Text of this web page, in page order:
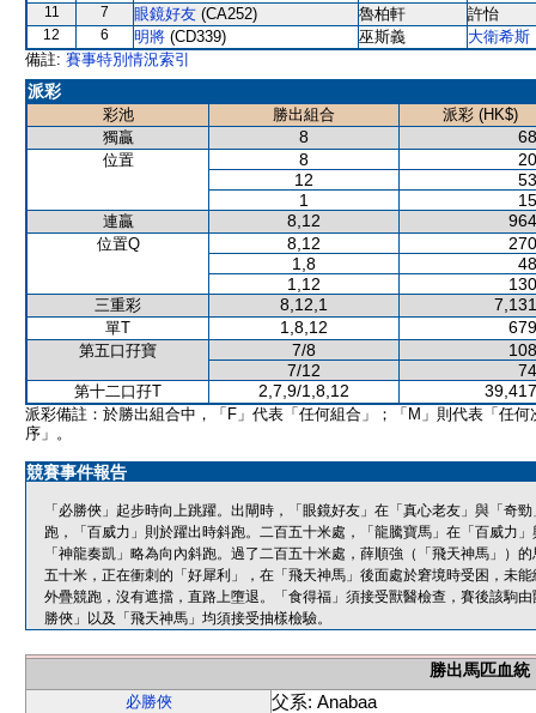
11 7 眼鏡好友 (CA252) 魯柏軒 許怡
12 6 明將 (CD339) 巫斯義
大衛希斯
備註: 賽事特別情況索引
派彩
彩池 勝出組合
派彩 (HK$)
獨贏
8
位置 8
12
1
連贏 8,12
位置Q 8,12
1,8
1,12
三重彩 8,12,1
單T 1,8,12
第五口孖寶 7/8
7/12
第十二口孖T 2,7,9/1,8,12
派彩備註：於勝出組合中，「F」代表「任何組合」；「M」則代表「任何
序」。
競賽事件報告
「必勝俠」起步時向上跳躍。出閘時，「眼鏡好友」在「真心老友」與「奇
跑，「百威力」則於躍出時斜跑。二百五十米處，「龍騰寶馬」在「百威力
「神龍奏凱」略為向內斜跑。過了二百五十米處，薛順強（「飛天神馬」）
五十米，正在衝刺的「好犀利」，在「飛天神馬」後面處於窘境時受困，未
外疊競跑，沒有遮擋，直路上墮退。「食得福」須接受獸醫檢查，賽後該駒
勝俠」以及「飛天神馬」均須接受抽樣檢驗。
勝出馬匹血統
必勝俠
父系: Anabaa